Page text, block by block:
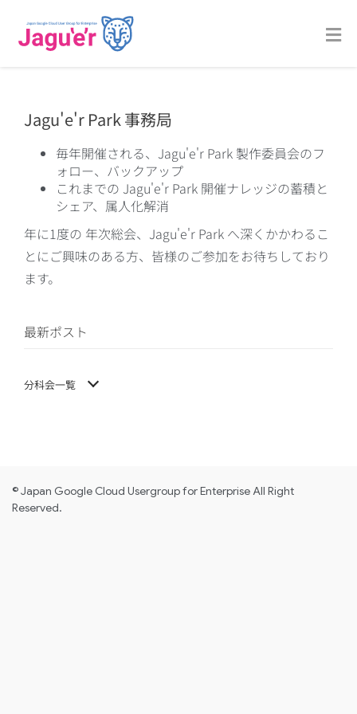
Jagu'e'r Park 事務局
毎年開催される、Jagu'e'r Park 製作委員会のフ
ォロー、バックアップ
これまでの Jagu'e'r Park 開催ナレッジの蓄積と
シェア、属人化解消
年に1度の 年次総会、Jagu'e'r Park へ深くかかわるこ
とにご興味のある方、皆様のご参加をお待ちしており
ます。
最新ポスト
分科会一覧
© Japan Google Cloud Usergroup for Enterprise All Right
Reserved.